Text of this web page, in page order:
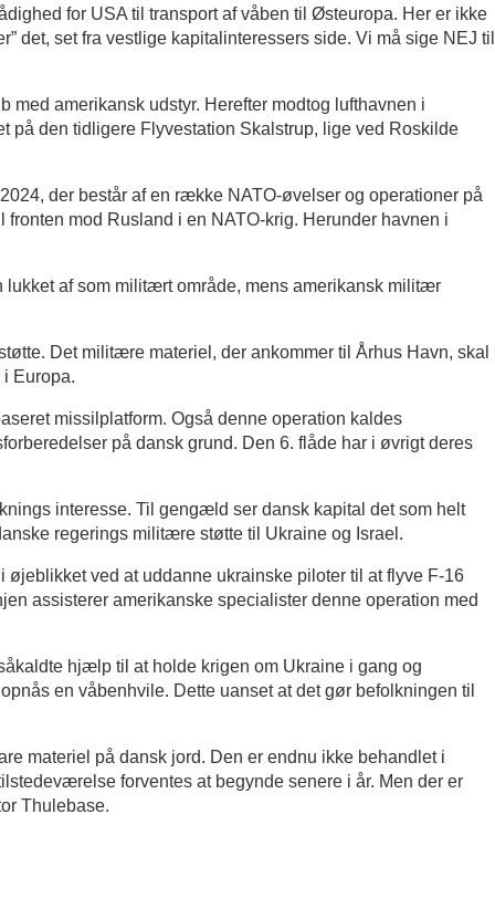
for USA til transport af våben til Østeuropa. Her er ikke
det, set fra vestlige kapitalinteressers side. Vi må sige NEJ til
amerikansk udstyr. Herefter modtog lufthavnen i
på den tidligere Flyvestation Skalstrup, lige ved Roskilde
der består af en række NATO-øvelser og operationer på
mod Rusland i en NATO-krig. Herunder havnen i
lukket af som militært område, mens amerikansk militær
Det militære materiel, der ankommer til Århus Havn, skal
Europa.
missilplatform. Også denne operation kaldes
på dansk grund. Den 6. flåde har i øvrigt deres
interesse. Til gengæld ser dansk kapital det som helt
regerings militære støtte til Ukraine og Israel.
ved at uddanne ukrainske piloter til at flyve F-16
assisterer amerikanske specialister denne operation med
hjælp til at holde krigen om Ukraine i gang og
en våbenhvile. Dette uanset at det gør befolkningen til
materiel på dansk jord. Den er endnu ikke behandlet i
forventes at begynde senere i år. Men der er
Thulebase.